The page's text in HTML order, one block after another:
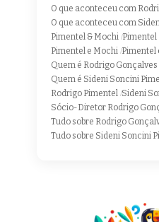
O que aconteceu com
O que aconteceu com
Pimentel & Mochi Pimentel
Pimentel e Mochi Pimentel
Quem é Rodrigo
Quem é Sideni Soncini
Rodrigo Pimentel Sideni
Sócio-Diretor Rodrigo
Tudo sobre Rodrigo
Tudo sobre Sideni Soncini